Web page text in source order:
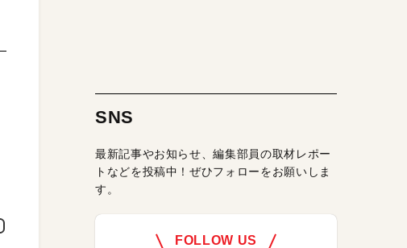
SNS
最新記事やお知らせ、編集部員の取材レポー
トなどを投稿中！ぜひフォローをお願いしま
す。
FOLLOW US